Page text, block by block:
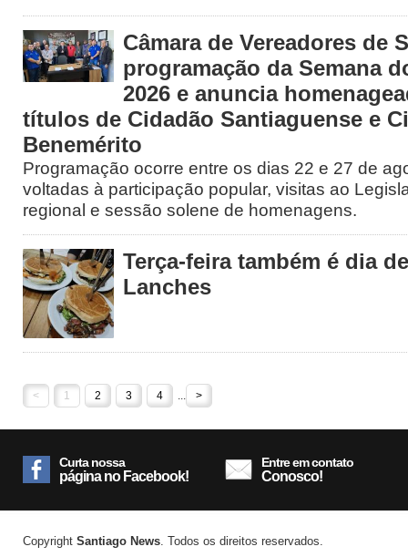
Câmara de Vereadores de
programação da Semana
2026 e anuncia
títulos de Cidadão Santiaguense e
Benemérito
Programação ocorre entre os dias 22 e 27 de
voltadas à participação popular, visitas ao
regional e sessão solene de homenagens.
Terça-feira também é dia
Lanches
< 1 2 3 4 >
Curta nossa
página no Facebook!
Entre em contato
Conosco!
Copyright Santiago News . Todos os direitos reservados.